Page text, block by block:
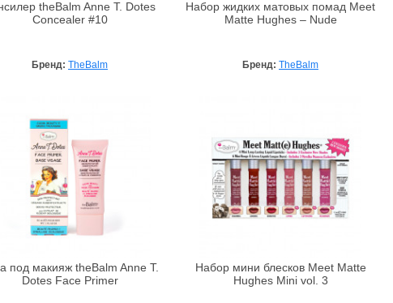
theBalm Anne T. Dotes
Concealer #10
Бренд: TheBalm
Набор жидких матовых помад Meet
Matte Hughes – Nude
Бренд: TheBalm
под макияж theBalm Anne T.
Dotes Face Primer
Набор мини блесков Meet Matte
Hughes Mini vol. 3